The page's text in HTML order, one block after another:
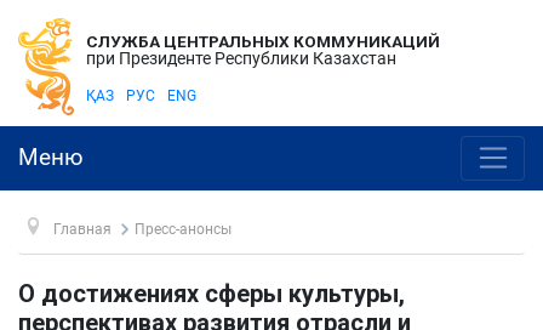
СЛУЖБА ЦЕНТРАЛЬНЫХ КОММУНИКАЦИЙ
при Президенте Республики Казахстан
ҚАЗ РУС ENG
Меню
Главная Пресс-анонсы
О достижениях сферы культуры,
перспективах развития отрасли и